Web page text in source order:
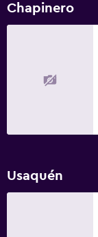
Chapinero
Usaquén